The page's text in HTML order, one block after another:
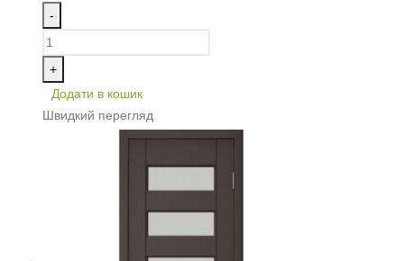
-
+
Додати в кошик
Швидкий перегляд